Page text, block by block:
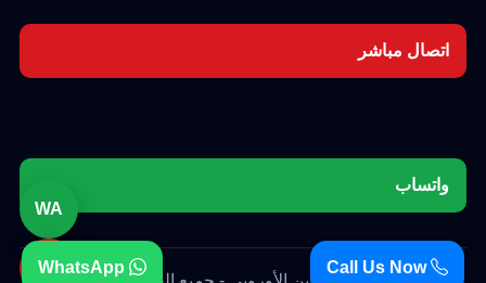
اتصال مباشر
واتساب
WA
☎ Call Us Now